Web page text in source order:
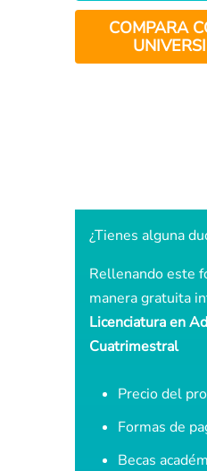
COMPARA
¿Tienes alguna
Rellenando este
manera gratuita
Licenciatura en
Cuatrimestral
Precio del
Formas de
Becas